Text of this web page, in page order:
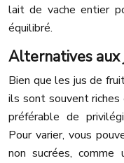
lait de vache entier
équilibré.
Alternatives aux
Bien que les jus de
ils sont souvent
préférable de
Pour varier, vous
non sucrées,